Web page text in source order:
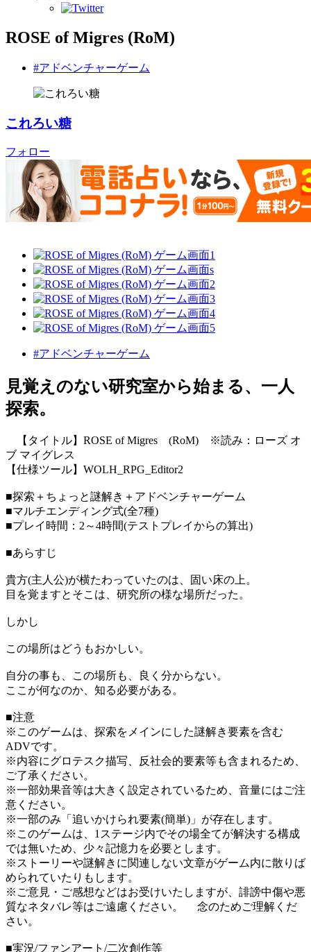
ROSE of Migres (RoM)
#アドベンチャーゲーム
これろい糖
フォロー
#アドベンチャーゲーム
見覚えのない研究室から始まる、一人
探索。
【タイトル】ROSE of Migres (RoM) ※読み：ローズ オ
ブ マイグレス
【仕様ツール】WOLH_RPG_Editor2
■探索＋ちょっと謎解き＋アドベンチャーゲーム
■マルチエンディング式(全7種)
■プレイ時間：2～4時間(テストプレイからの算出)
■あらすじ
貴方(主人公)が横たわっていたのは、固い床の上。
目を覚ますとそこは、研究所の様な場所だった。
しかし
この場所はどうもおかしい。
自分の事も、この場所も、良く分からない。
ここが何なのか、知る必要がある。
■注意
※このゲームは、探索をメインにした謎解き要素を含む
ADVです。
※内容にグロテスク描写、反社会的要素等も含まれるため、
ご了承ください。
※一部効果音等は大きく設定されているため、音量にはご注
意ください。
※一部のみ「追いかけられ要素(簡単)」が存在します。
※このゲームは、1ステージ内でその場全てが解決する構成
では無いため、少々記憶力を必要とします。
※ストーリーや謎解きに関連しない文章がゲーム内に散りば
められていたりもします。
※ご意見・ご感想などはお受けいたしますが、誹謗中傷や悪
質なネタバレ等はご遠慮ください。 念のためご理解くだ
さい。
■実況/ファンアート/二次創作等